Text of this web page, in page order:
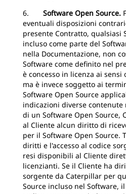
6. Software Open Source.
eventuali disposizioni
presente Contratto, qualsiasi
incluso come parte del
nella Documentazione, non
Software come definito nel
è concesso in licenza ai
ma è invece soggetto ai
Software Open Source
indicazioni diverse
di un Software Open Source,
al Cliente alcun diritto di
per il Software Open Source.
diritti e l'accesso al codice
resi disponibili al Cliente
licenzianti. Se il Cliente ha
sorgente da Caterpillar per
Source incluso nel Software,